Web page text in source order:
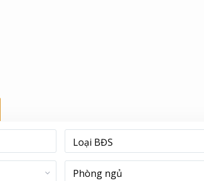
Loại BĐS
Phòng ngủ